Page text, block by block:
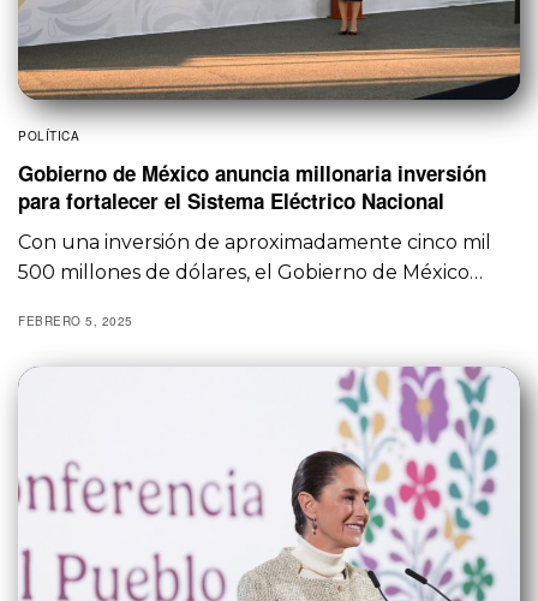
POLÍTICA
Gobierno de México anuncia millonaria inversión
para fortalecer el Sistema Eléctrico Nacional
Con una inversión de aproximadamente cinco mil
500 millones de dólares, el Gobierno de México…
FEBRERO 5, 2025